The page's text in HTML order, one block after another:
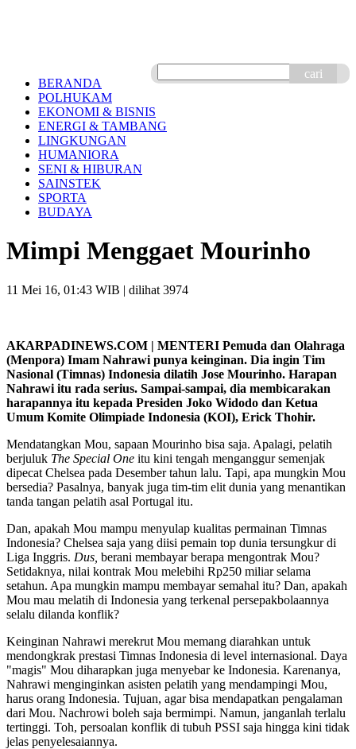
cari
BERANDA
POLHUKAM
EKONOMI & BISNIS
ENERGI & TAMBANG
LINGKUNGAN
HUMANIORA
SENI & HIBURAN
SAINSTEK
SPORTA
BUDAYA
Mimpi Menggaet Mourinho
11 Mei 16, 01:43 WIB | dilihat 3974
AKARPADINEWS.COM | MENTERI Pemuda dan Olahraga
(Menpora) Imam Nahrawi punya keinginan. Dia ingin Tim
Nasional (Timnas) Indonesia dilatih Jose Mourinho. Harapan
Nahrawi itu rada serius. Sampai-sampai, dia membicarakan
harapannya itu kepada Presiden Joko Widodo dan Ketua
Umum Komite Olimpiade Indonesia (KOI), Erick Thohir.
Mendatangkan Mou, sapaan Mourinho bisa saja. Apalagi, pelatih
berjuluk The Special One itu kini tengah menganggur semenjak
dipecat Chelsea pada Desember tahun lalu. Tapi, apa mungkin Mou
bersedia? Pasalnya, banyak juga tim-tim elit dunia yang menantikan
tanda tangan pelatih asal Portugal itu.
Dan, apakah Mou mampu menyulap kualitas permainan Timnas
Indonesia? Chelsea saja yang diisi pemain top dunia tersungkur di
Liga Inggris. Dus, berani membayar berapa mengontrak Mou?
Setidaknya, nilai kontrak Mou melebihi Rp250 miliar selama
setahun. Apa mungkin mampu membayar semahal itu? Dan, apakah
Mou mau melatih di Indonesia yang terkenal persepakbolaannya
selalu dilanda konflik?
Keinginan Nahrawi merekrut Mou memang diarahkan untuk
mendongkrak prestasi Timnas Indonesia di level internasional. Daya
"magis" Mou diharapkan juga menyebar ke Indonesia. Karenanya,
Nahrawi menginginkan asisten pelatih yang mendampingi Mou,
harus orang Indonesia. Tujuan, agar bisa mendapatkan pengalaman
dari Mou. Nachrowi boleh saja bermimpi. Namun, janganlah terlalu
tertinggi. Toh, persoalan konflik di tubuh PSSI saja hingga kini tidak
jelas penyelesaiannya.